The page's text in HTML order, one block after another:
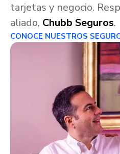
tarjetas y negocio.
aliado, Chubb Seguros.
CONOCE NUESTROS